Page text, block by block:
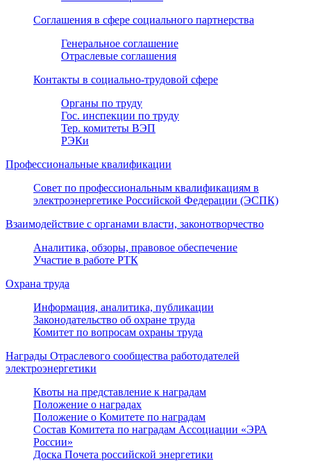
Соглашения в сфере социального партнерства
Генеральное соглашение
Отраслевые соглашения
Контакты в социально-трудовой сфере
Органы по труду
Гос. инспекции по труду
Тер. комитеты ВЭП
РЭКи
Профессиональные квалификации
Совет по профессиональным квалификациям в
электроэнергетике Российской Федерации (ЭСПК)
Взаимодействие с органами власти, законотворчество
Аналитика, обзоры, правовое обеспечение
Участие в работе РТК
Охрана труда
Информация, аналитика, публикации
Законодательство об охране труда
Комитет по вопросам охраны труда
Награды Отраслевого сообщества работодателей
электроэнергетики
Квоты на представление к наградам
Положение о наградах
Положение о Комитете по наградам
Состав Комитета по наградам Ассоциации «ЭРА
России»
Доска Почета российской энергетики